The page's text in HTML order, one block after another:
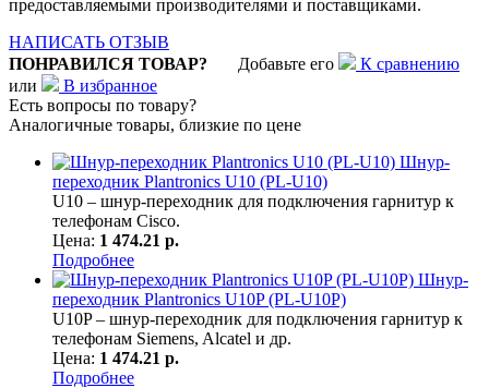
предоставляемыми производителями и поставщиками.
НАПИСАТЬ ОТЗЫВ
ПОНРАВИЛСЯ ТОВАР? Добавьте его
К сравнению
или
В избранное
Есть вопросы по товару?
Аналогичные товары, близкие по цене
Шнур-
переходник Plantronics U10 (PL-U10)
U10 – шнур-переходник для подключения гарнитур к
телефонам Cisco.
Цена: 1 474.21 р.
Подробнее
Шнур-
переходник Plantronics U10P (PL-U10P)
U10P – шнур-переходник для подключения гарнитур к
телефонам Siemens, Alcatel и др.
Цена: 1 474.21 р.
Подробнее